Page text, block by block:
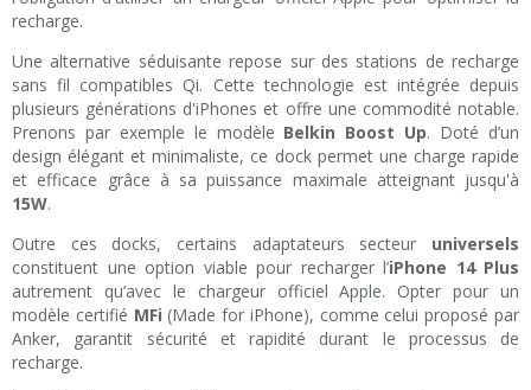
recharge.
Une alternative séduisante repose sur des stations de recharge
sans fil compatibles Qi. Cette technologie est intégrée depuis
plusieurs générations d'iPhones et offre une commodité notable.
Prenons par exemple le modèle Belkin Boost Up. Doté d’un
design élégant et minimaliste, ce dock permet une charge rapide
et efficace grâce à sa puissance maximale atteignant jusqu'à
15W.
Outre ces docks, certains adaptateurs secteur universels
constituent une option viable pour recharger l’iPhone 14 Plus
autrement qu’avec le chargeur officiel Apple. Opter pour un
modèle certifié MFi (Made for iPhone), comme celui proposé par
Anker, garantit sécurité et rapidité durant le processus de
recharge.